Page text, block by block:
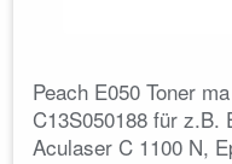
Peach E050 Toner
C13S050188 für z.B.
Aculaser C 1100 N,